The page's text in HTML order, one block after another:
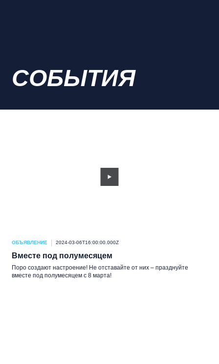
СОБЫТИЯ
ОБЪЯВЛЕНИЕ 2024-03-06T16:00:00.000Z
Вместе под полумесяцем
Поро создают настроение! Не отставайте от них – празднуйте
вместе под полумесяцем с 8 марта!